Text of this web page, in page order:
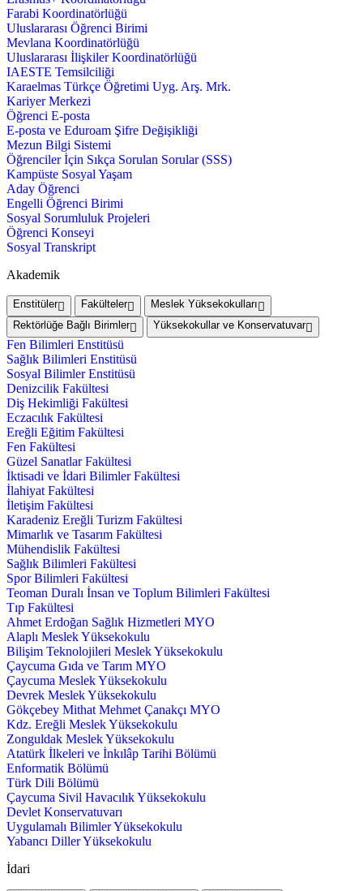
Farabi Koordinatörlüğü
Uluslararası Öğrenci Birimi
Mevlana Koordinatörlüğü
Uluslararası İlişkiler Koordinatörlüğü
IAESTE Temsilciliği
Karaelmas Türkçe Öğretimi Uyg. Arş. Mrk.
Kariyer Merkezi
Öğrenci E-posta
E-posta ve Eduroam Şifre Değişikliği
Mezun Bilgi Sistemi
Öğrenciler İçin Sıkça Sorulan Sorular (SSS)
Kampüste Sosyal Yaşam
Aday Öğrenci
Engelli Öğrenci Birimi
Sosyal Sorumluluk Projeleri
Öğrenci Konseyi
Sosyal Transkript
Akademik
Enstitüler Fakülteler
Meslek Yüksekokulları
Rektörlüğe Bağlı Birimler
Yüksekokullar ve Konservatuvar
Fen Bilimleri Enstitüsü
Sağlık Bilimleri Enstitüsü
Sosyal Bilimler Enstitüsü
Denizcilik Fakültesi
Diş Hekimliği Fakültesi
Eczacılık Fakültesi
Ereğli Eğitim Fakültesi
Fen Fakültesi
Güzel Sanatlar Fakültesi
İktisadi ve İdari Bilimler Fakültesi
İlahiyat Fakültesi
İletişim Fakültesi
Karadeniz Ereğli Turizm Fakültesi
Mimarlık ve Tasarım Fakültesi
Mühendislik Fakültesi
Sağlık Bilimleri Fakültesi
Spor Bilimleri Fakültesi
Teoman Duralı İnsan ve Toplum Bilimleri Fakültesi
Tıp Fakültesi
Ahmet Erdoğan Sağlık Hizmetleri MYO
Alaplı Meslek Yüksekokulu
Bilişim Teknolojileri Meslek Yüksekokulu
Çaycuma Gıda ve Tarım MYO
Çaycuma Meslek Yüksekokulu
Devrek Meslek Yüksekokulu
Gökçebey Mithat Mehmet Çanakçı MYO
Kdz. Ereğli Meslek Yüksekokulu
Zonguldak Meslek Yüksekokulu
Atatürk İlkeleri ve İnkılâp Tarihi Bölümü
Enformatik Bölümü
Türk Dili Bölümü
Çaycuma Sivil Havacılık Yüksekokulu
Devlet Konservatuvarı
Uygulamalı Bilimler Yüksekokulu
Yabancı Diller Yüksekokulu
İdari